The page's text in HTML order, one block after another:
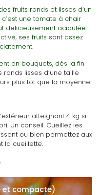
fruits ronds et lisses d’un
une tomate à chair
délicieusement acidulée.
ses fruits sont assez
en bouquets, dès la fin
ronds lisses d’une taille
plus tôt que la moyenne.
atteignant 4 kg si
Un conseil: Cueillez les
ou bien permettez aux
la cueillette.
et compacte)